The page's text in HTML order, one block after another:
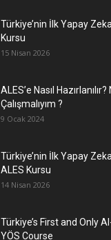
Türkiye’nin İlk Yapay
Kursu
15 Nisan 2026
ALES’e Nasıl Hazırlanılır?
Çalışmalıyım ?
9 Ocak 2024
Türkiye’nin İlk Yapay
ALES Kursu
14 Nisan 2026
Türkiye’s First and Only
YÖS Course